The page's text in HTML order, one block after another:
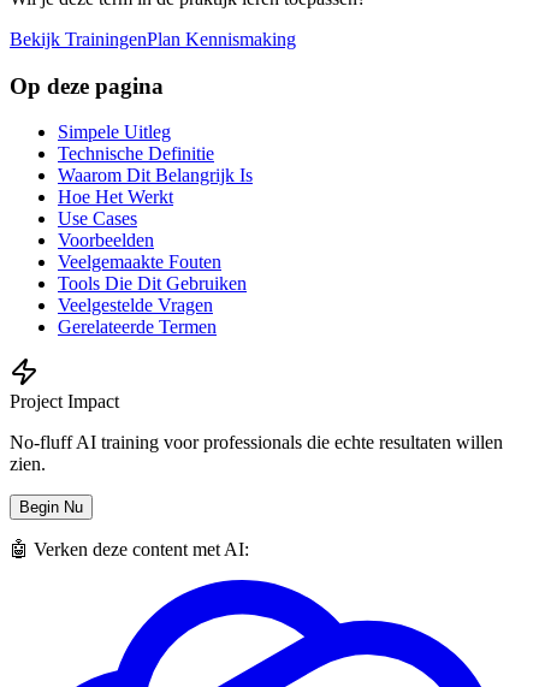
Bekijk TrainingenPlan Kennismaking
Op deze pagina
Simpele Uitleg
Technische Definitie
Waarom Dit Belangrijk Is
Hoe Het Werkt
Use Cases
Voorbeelden
Veelgemaakte Fouten
Tools Die Dit Gebruiken
Veelgestelde Vragen
Gerelateerde Termen
Project Impact
No-fluff AI training voor professionals die echte resultaten willen
zien.
Begin Nu
🤖 Verken deze content met AI: